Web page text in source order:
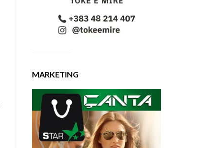
MARKETING